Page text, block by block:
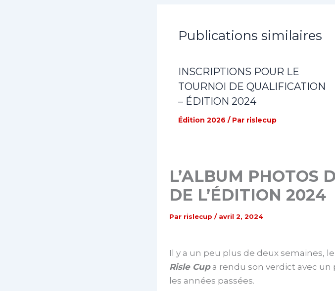
Publications similaires
INSCRIPTIONS POUR LE
TOURNOI DE QUALIFICATION
– ÉDITION 2024
Édition 2026 / Par rislecup
L’ALBUM PHOTOS
DE L’ÉDITION 2024
Par rislecup / avril 2, 2024
Il y a un peu plus de deux semaines,
Risle Cupa rendu son verdict avec
les années passées.